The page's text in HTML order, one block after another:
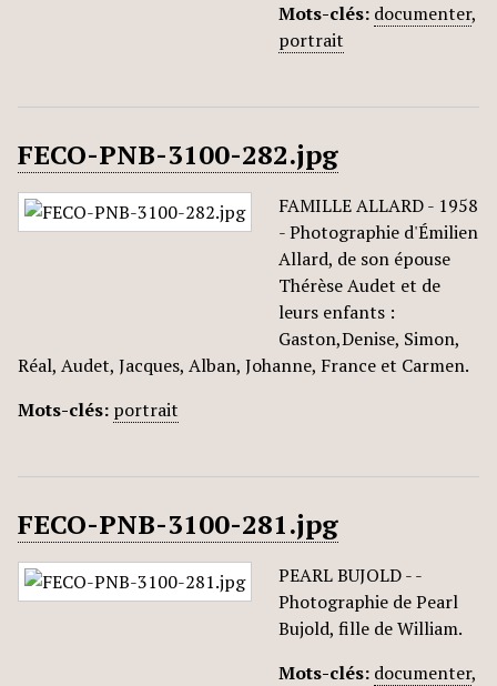
Mots-clés: documenter,
portrait
FECO-PNB-3100-282.jpg
FAMILLE ALLARD - 1958
- Photographie d'Émilien
Allard, de son épouse
Thérèse Audet et de
leurs enfants :
Gaston,Denise, Simon,
Réal, Audet, Jacques, Alban, Johanne, France et Carmen.
Mots-clés: portrait
FECO-PNB-3100-281.jpg
PEARL BUJOLD - -
Photographie de Pearl
Bujold, fille de William.
Mots-clés: documenter,